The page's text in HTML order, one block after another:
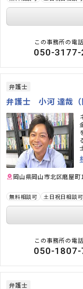
この事務所の電
050-3177-
弁護士
弁護士 小河 達哉（
岡山県岡山市北区磨屋
無料相談可 土日祝日相談可
この事務所の電
050-
弁護士